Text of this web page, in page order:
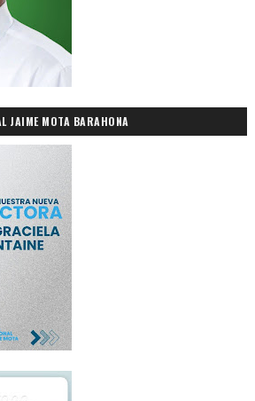
JAIME MOTA BARAHONA